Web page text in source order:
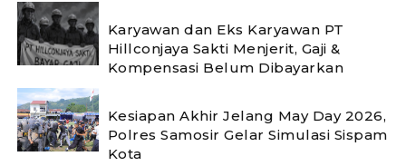
Karyawan dan Eks Karyawan PT
Hillconjaya Sakti Menjerit, Gaji &
Kompensasi Belum Dibayarkan
Kesiapan Akhir Jelang May Day 2026,
Polres Samosir Gelar Simulasi Sispam
Kota